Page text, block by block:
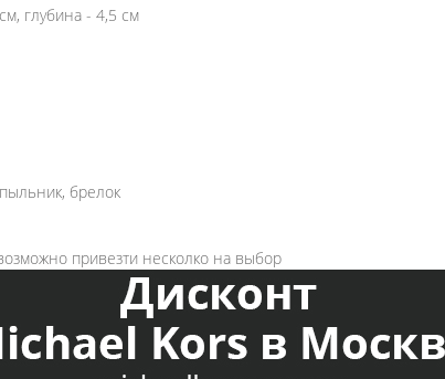
глубина - 4,5 см
брелок
привезти несколко на выбор